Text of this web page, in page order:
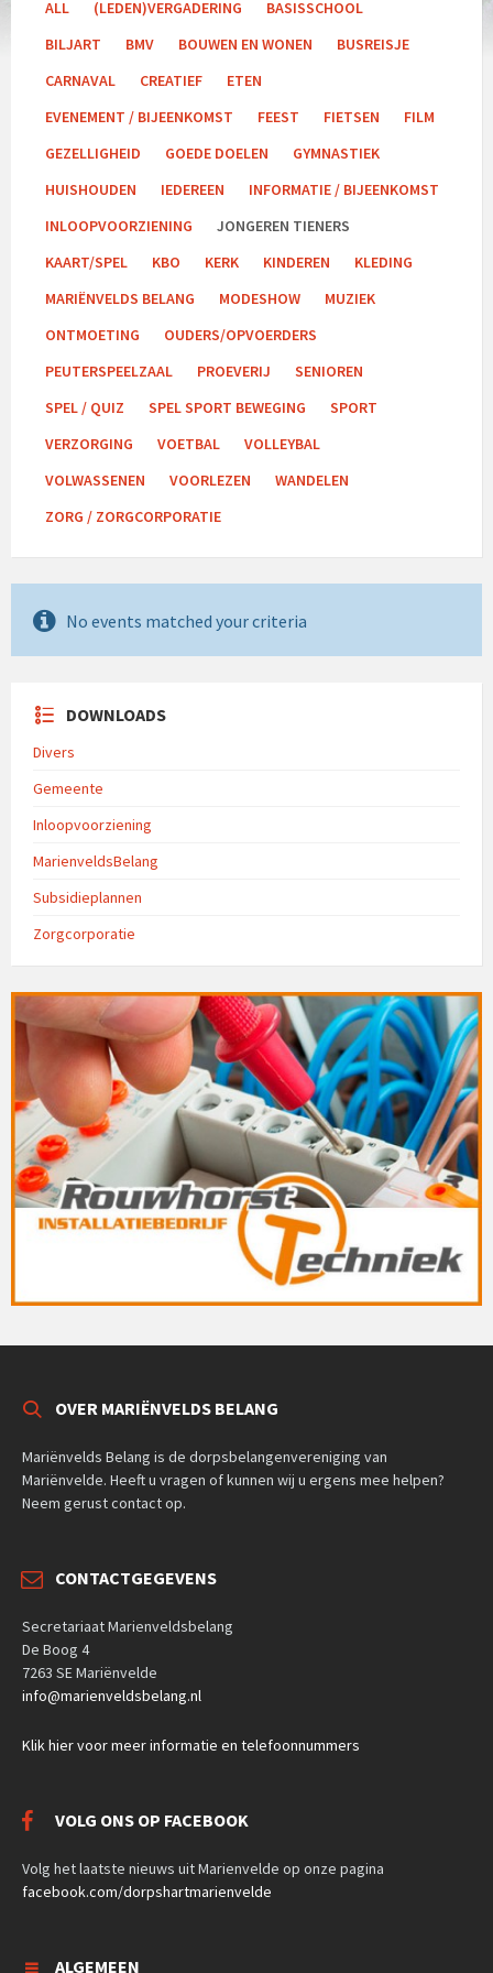
ALL (LEDEN)VERGADERING
BASISSCHOOL
BILJART
BMV BOUWEN EN WONEN
BUSREISJE
CARNAVAL
CREATIEF
ETEN
EVENEMENT / BIJEENKOMST
FEEST FIETSEN
FILM
GEZELLIGHEID
GOEDE DOELEN
GYMNASTIEK
HUISHOUDEN
IEDEREEN
INFORMATIE / BIJEENKOMST
INLOOPVOORZIENING
JONGEREN TIENERS
KAART/SPEL
KBO KERK KINDEREN
KLEDING
MARIËNVELDS BELANG
MODESHOW
MUZIEK
ONTMOETING
OUDERS/OPVOERDERS
PEUTERSPEELZAAL
PROEVERIJ
SENIOREN
SPEL / QUIZ
SPEL SPORT BEWEGING
SPORT
VERZORGING
VOETBAL
VOLLEYBAL
VOLWASSENEN
VOORLEZEN
WANDELEN
ZORG / ZORGCORPORATIE
No events matched your criteria
DOWNLOADS
Divers
Gemeente
Inloopvoorziening
MarienveldsBelang
Subsidieplannen
Zorgcorporatie
OVER MARIËNVELDS BELANG
Mariënvelds Belang is de dorpsbelangenvereniging van
Mariënvelde. Heeft u vragen of kunnen wij u ergens mee helpen?
Neem gerust contact op.
CONTACTGEGEVENS
Secretariaat Marienveldsbelang
De Boog 4
7263 SE Mariënvelde
info@marienveldsbelang.nl
Klik hier voor meer informatie en telefoonnummers
VOLG ONS OP FACEBOOK
Volg het laatste nieuws uit Marienvelde op onze pagina
facebook.com/dorpshartmarienvelde
ALGEMEEN